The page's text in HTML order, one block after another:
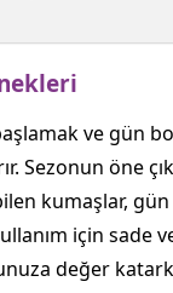
ve gün
Sezonun öne
kumaşlar, gün
için
değer